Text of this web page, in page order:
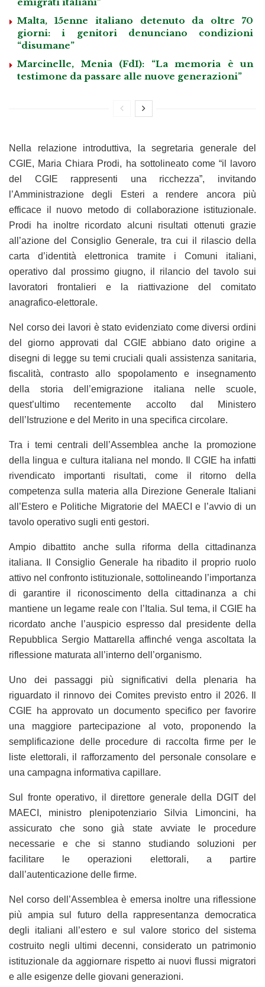
Malta, 15enne italiano detenuto da oltre 70
giorni: i genitori denunciano condizioni
“disumane”
Marcinelle, Menia (FdI): “La memoria è un
testimone da passare alle nuove generazioni”
Nella relazione introduttiva, la segretaria generale del
CGIE, Maria Chiara Prodi, ha sottolineato come “il lavoro
del CGIE rappresenti una ricchezza”, invitando
l’Amministrazione degli Esteri a rendere ancora più
efficace il nuovo metodo di collaborazione istituzionale.
Prodi ha inoltre ricordato alcuni risultati ottenuti grazie
all’azione del Consiglio Generale, tra cui il rilascio della
carta d’identità elettronica tramite i Comuni italiani,
operativo dal prossimo giugno, il rilancio del tavolo sui
lavoratori frontalieri e la riattivazione del comitato
anagrafico-elettorale.
Nel corso dei lavori è stato evidenziato come diversi ordini
del giorno approvati dal CGIE abbiano dato origine a
disegni di legge su temi cruciali quali assistenza sanitaria,
fiscalità, contrasto allo spopolamento e insegnamento
della storia dell’emigrazione italiana nelle scuole,
quest’ultimo recentemente accolto dal Ministero
dell’Istruzione e del Merito in una specifica circolare.
Tra i temi centrali dell’Assemblea anche la promozione
della lingua e cultura italiana nel mondo. Il CGIE ha infatti
rivendicato importanti risultati, come il ritorno della
competenza sulla materia alla Direzione Generale Italiani
all’Estero e Politiche Migratorie del MAECI e l’avvio di un
tavolo operativo sugli enti gestori.
Ampio dibattito anche sulla riforma della cittadinanza
italiana. Il Consiglio Generale ha ribadito il proprio ruolo
attivo nel confronto istituzionale, sottolineando l’importanza
di garantire il riconoscimento della cittadinanza a chi
mantiene un legame reale con l’Italia. Sul tema, il CGIE ha
ricordato anche l’auspicio espresso dal presidente della
Repubblica Sergio Mattarella affinché venga ascoltata la
riflessione maturata all’interno dell’organismo.
Uno dei passaggi più significativi della plenaria ha
riguardato il rinnovo dei Comites previsto entro il 2026. Il
CGIE ha approvato un documento specifico per favorire
una maggiore partecipazione al voto, proponendo la
semplificazione delle procedure di raccolta firme per le
liste elettorali, il rafforzamento del personale consolare e
una campagna informativa capillare.
Sul fronte operativo, il direttore generale della DGIT del
MAECI, ministro plenipotenziario Silvia Limoncini, ha
assicurato che sono già state avviate le procedure
necessarie e che si stanno studiando soluzioni per
facilitare le operazioni elettorali, a partire
dall’autenticazione delle firme.
Nel corso dell’Assemblea è emersa inoltre una riflessione
più ampia sul futuro della rappresentanza democratica
degli italiani all’estero e sul valore storico del sistema
costruito negli ultimi decenni, considerato un patrimonio
istituzionale da aggiornare rispetto ai nuovi flussi migratori
e alle esigenze delle giovani generazioni.